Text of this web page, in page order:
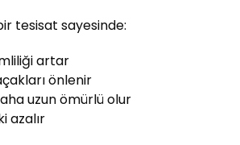
tesisat sayesinde:
artar
önlenir
uzun ömürlü olur
azalır